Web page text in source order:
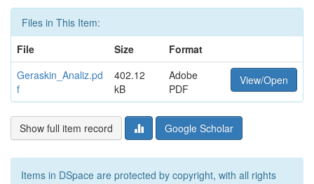
Files in This Item:
File
Size
Format
Geraskin_Analiz.pd
f
402.12
kB
Adobe
PDF
View/Open
Show full item record Google Scholar
Items in DSpace are protected by copyright, with all rights